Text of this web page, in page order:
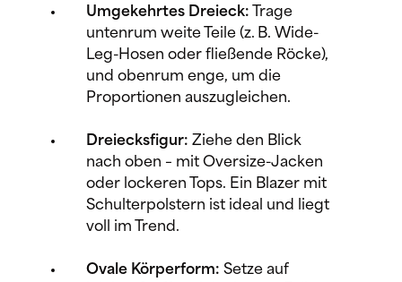
Umgekehrtes Dreieck: Trage
untenrum weite Teile (z. B. Wide-
Leg-Hosen oder fließende Röcke),
und obenrum enge, um die
Proportionen auszugleichen.
Dreiecksfigur: Ziehe den Blick
nach oben – mit Oversize-Jacken
oder lockeren Tops. Ein Blazer mit
Schulterpolstern ist ideal und liegt
voll im Trend.
Ovale Körperform: Setze auf